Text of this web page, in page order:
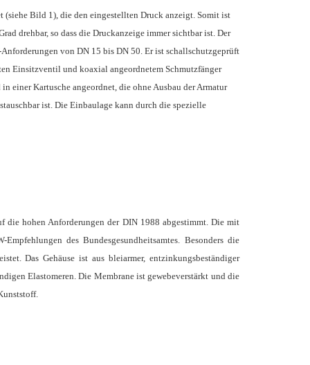
(siehe Bild 1), die den eingestellten Druck anzeigt. Somit ist
drehbar, so dass die Druckanzeige immer sichtbar ist. Der
von DN 15 bis DN 50. Er ist schallschutzgeprüft
Einsitzventil und koaxial angeordnetem Schmutzfänger
einer Kartusche angeordnet, die ohne Ausbau der Armatur
ist. Die Einbaulage kann durch die spezielle
hohen Anforderungen der DIN 1988 abgestimmt. Die mit
des Bundesgesundheitsamtes. Besonders die
Das Gehäuse ist aus bleiarmer, entzinkungsbeständiger
Elastomeren. Die Membrane ist gewebeverstärkt und die